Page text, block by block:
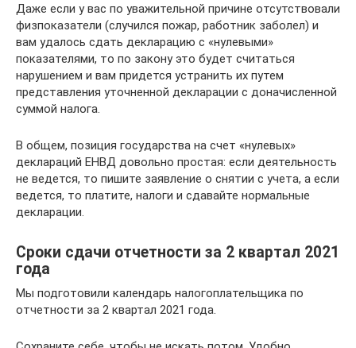
Даже если у вас по уважительной причине отсутствовали
физпоказатели (случился пожар, работник заболел) и
вам удалось сдать декларацию с «нулевыми»
показателями, то по закону это будет считаться
нарушением и вам придется устранить их путем
представления уточненной декларации с доначисленной
суммой налога.
В общем, позиция государства на счет «нулевых»
деклараций ЕНВД довольно простая: если деятельность
не ведется, то пишите заявление о снятии с учета, а если
ведется, то платите, налоги и сдавайте нормальные
декларации.
Сроки сдачи отчетности за 2 квартал 2021
года
Мы подготовили календарь налогоплательщика по
отчетности за 2 квартал 2021 года.